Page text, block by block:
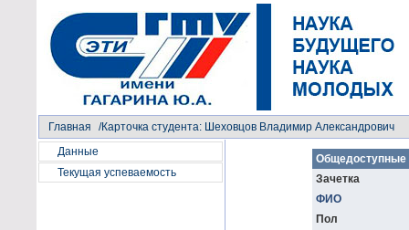
Главная /Карточка студента: Шеховцов Владимир Александрович
Данные
Текущая успеваемость
Общедоступные
Зачетка
ФИО
Пол